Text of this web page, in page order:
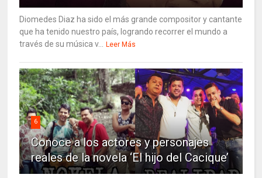
Diomedes Diaz ha sido el más grande compositor y cantante
que ha tenido nuestro país, logrando recorrer el mundo a
través de su música v...
Leer Más
6
Conoce a los actores y personajes
reales de la novela ‘El hijo del Cacique’